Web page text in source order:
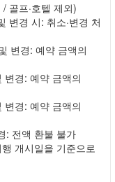
골프·호텔 제외)
변경 시: 취소·변경 처
변경: 예약 금액의
경: 예약 금액의
경: 예약 금액의
: 전액 환불 불가
개시일을 기준으로